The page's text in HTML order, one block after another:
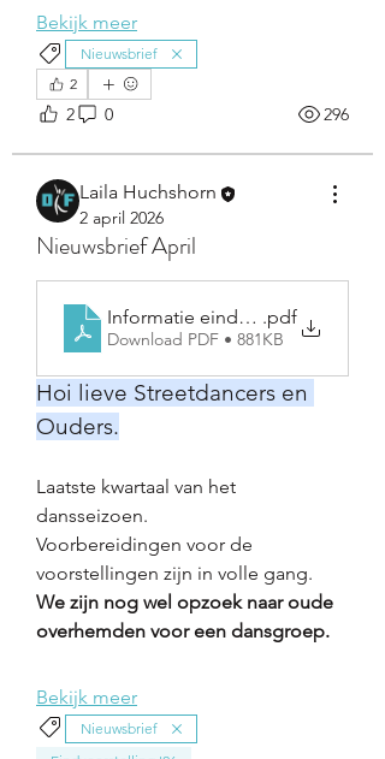
Bekijk meer
Nieuwsbrief
2
2 0 296
Laila Huchshorn
2 april 2026
Nieuwsbrief April
Informatie eindshow.pdf
Download PDF • 881KB
Hoi lieve Streetdancers en
Ouders.
Laatste kwartaal van het
dansseizoen.
Voorbereidingen voor de
voorstellingen zijn in volle gang.
We zijn nog wel opzoek naar oude
overhemden voor een dansgroep.
Bekijk meer
Nieuwsbrief